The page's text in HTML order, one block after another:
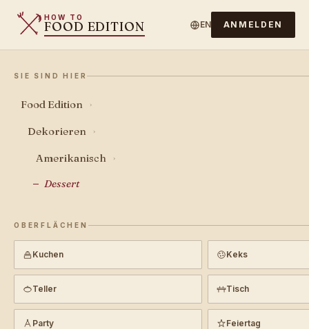
HOW TO
FOOD EDITION EN ANMELDEN
SIE SIND HIER
Food Edition ›
Dekorieren ›
Amerikanisch ›
Dessert
OBERFLÄCHEN
Kuchen Keks
Teller Tisch
Party Feiertag